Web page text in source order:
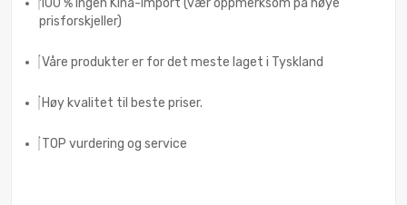
100 % ingen Kina-import (vær oppmerksom på høye
prisforskjeller)
Våre produkter er for det meste laget i Tyskland
Høy kvalitet til beste priser.
TOP vurdering og service